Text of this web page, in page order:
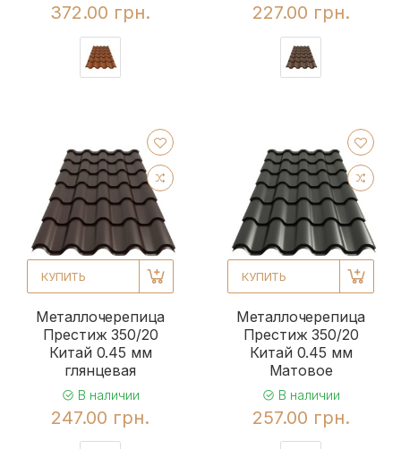
372.00 грн. 227.00 грн.
КУПИТЬ
Металлочерепица
Престиж 350/20
Китай 0.45 мм
глянцевая
В наличии
247.00 грн.
КУПИТЬ
Металлочерепица
Престиж 350/20
Китай 0.45 мм
Матовое
В наличии
257.00 грн.